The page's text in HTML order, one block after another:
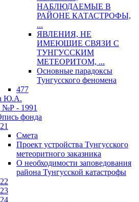
НАБЛЮДАЕМЫЕ В
РАЙОНЕ КАТАСТРОФЫ,
...
ЯВЛЕНИЯ, НЕ
ИМЕЮЩИЕ СВЯЗИ С
ТУНГУССКИМ
МЕТЕОРИТОМ, ...
Основные парадоксы
Тунгусского феномена
477
Ю.А.
- 1991
фонда
Смета
Проект устройства Тунгусского
метеоритного заказника
О необходимости заповедования
района Тунгусской катастрофы